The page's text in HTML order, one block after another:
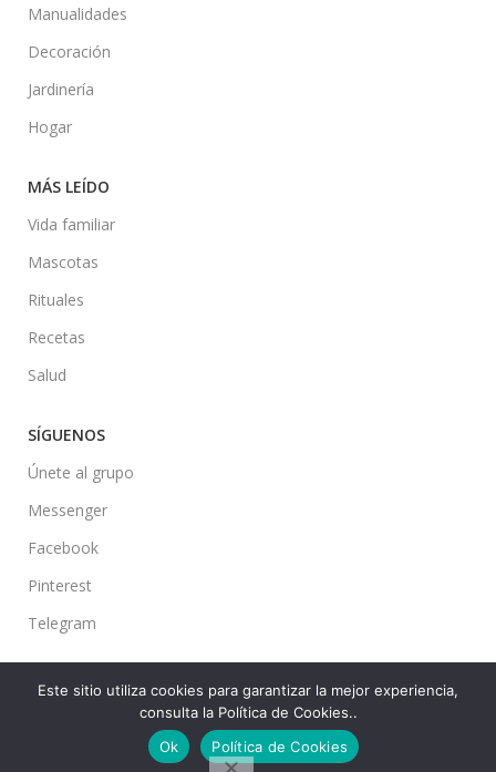
Manualidades
Decoración
Jardinería
Hogar
MÁS LEÍDO
Vida familiar
Mascotas
Rituales
Recetas
Salud
SÍGUENOS
Únete al grupo
Messenger
Facebook
Pinterest
Telegram
2022 Created ByCMS. Premium Blog Solutions.
Este sitio utiliza cookies para garantizar la mejor experiencia,
consulta la Política de Cookies..
Ok
Política de Cookies